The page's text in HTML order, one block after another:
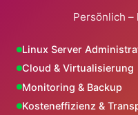
Persönlich
Linux Server
Cloud & Virtualisierung
Monitoring & Backup
Kosteneffizienz &